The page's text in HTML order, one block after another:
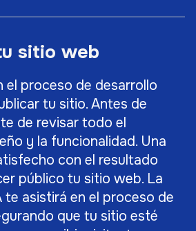
sitio web
el proceso de desarrollo
tu sitio. Antes de
de revisar todo el
y la funcionalidad. Una
con el resultado
público tu sitio web. La
te asistirá en el proceso de
que tu sitio esté